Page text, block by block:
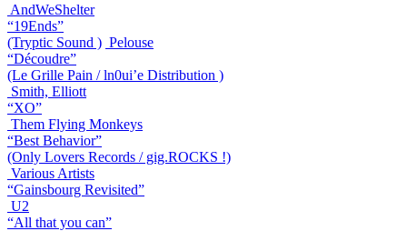
AndWeShelter
“19Ends”
(Tryptic Sound ) Pelouse
“Découdre”
(Le Grille Pain / ln0ui’e Distribution )
Smith, Elliott
“XO”
Them Flying Monkeys
“Best Behavior”
(Only Lovers Records / gig.ROCKS !)
Various Artists
“Gainsbourg Revisited”
U2
“All that you can”